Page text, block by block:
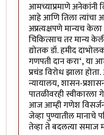
आमच्याप्रमाणे
आहे आणि तिला त्यांचा
अप्रत्यक्षपणे मान्यच
चिकित्साच तर मान्य
द्योतक डॉ. हमीद
गणपती दान करा‘, या
प्रचंड विरोध झाला
न्यायालय, शासन-
पातळीवरही
आज आम्ही गणेश
जेव्हा पुण्यातील मानाचे
तेव्हा ते बदलत्या समाज